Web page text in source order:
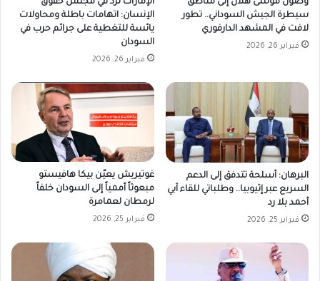
وصول موسى هلال إلى مناطق
سيطرة الجيش السوداني.. تطور
لافت في المشهد الدارفوري
فبراير 26, 2026
الإمارات ترد في مجلس حقوق
الإنسان: اتهامات باطلة ومحاولات
يائسة للتغطية على جرائم حرب في
السودان
فبراير 26, 2026
البرهان: أسلحة تتدفق إلى الدعم
السريع عبر إثيوبيا.. وطلباتي للقاء آبي
أحمد بلا رد
فبراير 25, 2026
غوتيريش يعيّن بيكا هافيستو
مبعوثاً أممياً إلى السودان خلفاً
لرمطان لعمامرة
فبراير 25, 2026